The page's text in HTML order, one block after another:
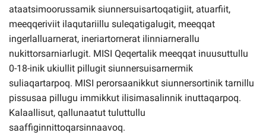
ataatsimoorussamik siunnersuisartoqatigiit, atuarfiit,
meeqqeriviit ilaqutariillu suleqatigalugit, meeqqat
ingerlalluarnerat, ineriartornerat ilinniarnerallu
nukittorsarniarlugit. MISI Qeqertalik meeqqat inuusuttullu
0-18-inik ukiullit pillugit siunnersuisarnermik
suliaqartarpoq. MISI perorsaanikkut siunnersortinik tarnillu
pissusaa pillugu immikkut ilisimasalinnik inuttaqarpoq.
Kalaallisut, qallunaatut tuluttullu
saaffiginnittoqarsinnaavoq.